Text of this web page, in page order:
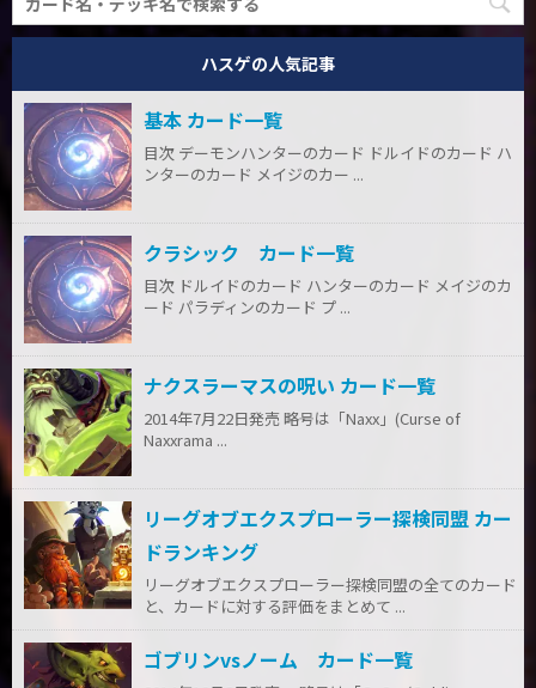
ハスゲの人気記事
基本 カード一覧
目次 デーモンハンターのカード ドルイドのカード ハ
ンターのカード メイジのカー ...
クラシック カード一覧
目次 ドルイドのカード ハンターのカード メイジのカ
ード パラディンのカード プ ...
ナクスラーマスの呪い カード一覧
2014年7月22日発売 略号は「Naxx」(Curse of
Naxxrama ...
リーグオブエクスプローラー探検同盟 カー
ドランキング
リーグオブエクスプローラー探検同盟の全てのカード
と、カードに対する評価をまとめて ...
ゴブリンvsノーム カード一覧